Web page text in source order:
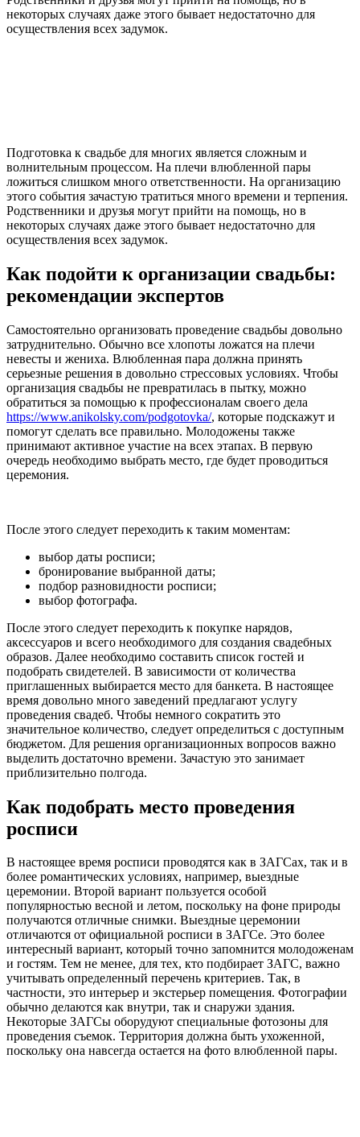
некоторых случаях даже этого бывает недостаточно для
осуществления всех задумок.
Подготовка к свадьбе для многих является сложным и
волнительным процессом. На плечи влюбленной пары
ложиться слишком много ответственности. На организацию
этого события зачастую тратиться много времени и терпения.
Родственники и друзья могут прийти на помощь, но в
некоторых случаях даже этого бывает недостаточно для
осуществления всех задумок.
Как подойти к организации свадьбы:
рекомендации экспертов
Самостоятельно организовать проведение свадьбы довольно
затруднительно. Обычно все хлопоты ложатся на плечи
невесты и жениха. Влюбленная пара должна принять
серьезные решения в довольно стрессовых условиях. Чтобы
организация свадьбы не превратилась в пытку, можно
обратиться за помощью к профессионалам своего дела
https://www.anikolsky.com/podgotovka/, которые подскажут и
помогут сделать все правильно. Молодожены также
принимают активное участие на всех этапах. В первую
очередь необходимо выбрать место, где будет проводиться
церемония.
После этого следует переходить к таким моментам:
выбор даты росписи;
бронирование выбранной даты;
подбор разновидности росписи;
выбор фотографа.
После этого следует переходить к покупке нарядов,
аксессуаров и всего необходимого для создания свадебных
образов. Далее необходимо составить список гостей и
подобрать свидетелей. В зависимости от количества
приглашенных выбирается место для банкета. В настоящее
время довольно много заведений предлагают услугу
проведения свадеб. Чтобы немного сократить это
значительное количество, следует определиться с доступным
бюджетом. Для решения организационных вопросов важно
выделить достаточно времени. Зачастую это занимает
приблизительно полгода.
Как подобрать место проведения
росписи
В настоящее время росписи проводятся как в ЗАГСах, так и в
более романтических условиях, например, выездные
церемонии. Второй вариант пользуется особой
популярностью весной и летом, поскольку на фоне природы
получаются отличные снимки. Выездные церемонии
отличаются от официальной росписи в ЗАГСе. Это более
интересный вариант, который точно запомнится молодоженам
и гостям. Тем не менее, для тех, кто подбирает ЗАГС, важно
учитывать определенный перечень критериев. Так, в
частности, это интерьер и экстерьер помещения. Фотографии
обычно делаются как внутри, так и снаружи здания.
Некоторые ЗАГСы оборудуют специальные фотозоны для
проведения съемок. Территория должна быть ухоженной,
поскольку она навсегда остается на фото влюбленной пары.